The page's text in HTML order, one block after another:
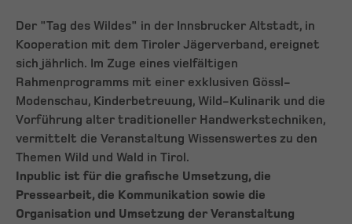
Der "Tag des Wildes" in der Innsbrucker Altstadt, in
Kooperation mit dem Tiroler Jägerverband, ereignet
sich jährlich. Im Zuge eines vielfältigen
Rahmenprogramms mit einer exklusiven Gössl-
Modenschau, Kinderbetreuung, Wild-Kulinarik und die
Vorführung alter traditioneller Handwerkstechniken,
vermittelt die Veranstaltung Wissenswertes zu den
Themen Wild und Wald in Tirol.
Inpublic ist für die grafische Umsetzung, die
Pressearbeit, die Kommunikation sowie die
Organisation und Umsetzung der Veranstaltung